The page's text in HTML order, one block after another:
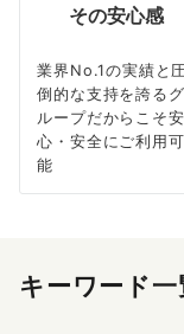
その安心感
業界No.1の実績と
倒的な支持を誇るグ
ループだからこそ安
心・安全にご利用可
能
キーワード一